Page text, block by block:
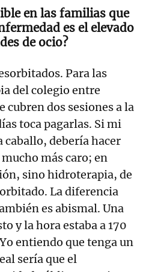
en las familias que
es el elevado
de ocio?
Para las
del colegio entre
cubren dos sesiones a la
toca pagarlas. Si mi
debería hacer
más caro; en
sino hidroterapia, de
La diferencia
es abismal. Una
y la hora estaba a 170
entiendo que tenga un
sería que el